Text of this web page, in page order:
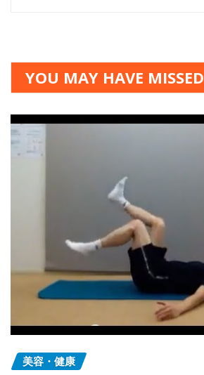
YOU MAY HAVE MISSED
美容・健康